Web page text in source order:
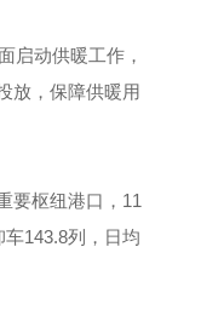
启动供暖工作，
放，保障供暖用
要枢纽港口，11
143.8列，日均